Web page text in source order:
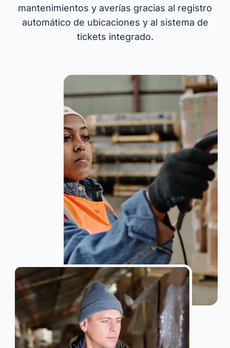
mantenimientos y averías gracias al registro
automático de ubicaciones y al sistema de
tickets integrado.